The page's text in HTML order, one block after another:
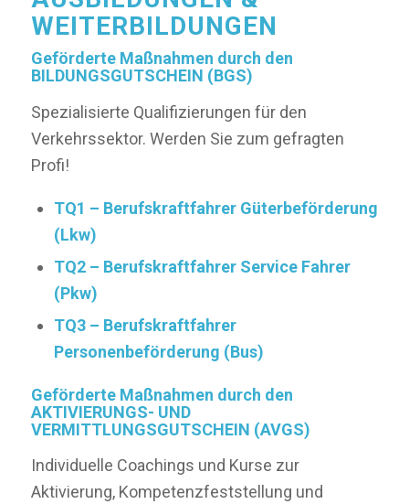
WEITERBILDUNGEN
Geförderte Maßnahmen durch den
BILDUNGSGUTSCHEIN (BGS)
Spezialisierte Qualifizierungen für den
Verkehrssektor. Werden Sie zum gefragten
Profi!
TQ1 – Berufskraftfahrer Güterbeförderung
(Lkw)
TQ2 – Berufskraftfahrer Service Fahrer
(Pkw)
TQ3 – Berufskraftfahrer
Personenbeförderung (Bus)
Geförderte Maßnahmen durch den
AKTIVIERUNGS- UND
VERMITTLUNGSGUTSCHEIN (AVGS)
Individuelle Coachings und Kurse zur
Aktivierung, Kompetenzfeststellung und